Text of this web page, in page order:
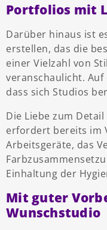
Portfolios mit
Darüber hinaus ist
erstellen, das die
einer Vielzahl von
veranschaulicht.
dass sich Studios
Die Liebe zum
erfordert bereits im
Arbeitsgeräte, das
Einhaltung der
Mit guter
Wunschstudio